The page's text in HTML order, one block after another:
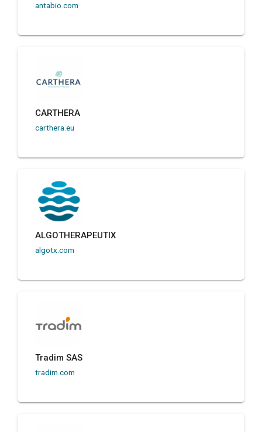
antabio.com
CARTHERA
carthera.eu
ALGOTHERAPEUTIX
algotx.com
Tradim SAS
tradim.com